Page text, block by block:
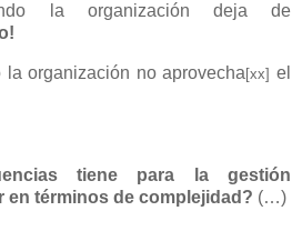
la organización deja de
la organización no aprovecha [xx] el
tiene para la gestión
en términos de complejidad? (…)